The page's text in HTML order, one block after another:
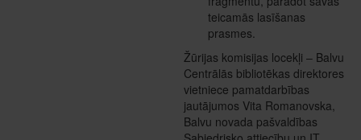
teicamās lasīšanas
prasmes.
Žūrijas komisijas locekļi – Balvu
Centrālās bibliotēkas direktores
vietniece pamatdarbības
jautājumos Vita Romanovska,
Balvu novada pašvaldības